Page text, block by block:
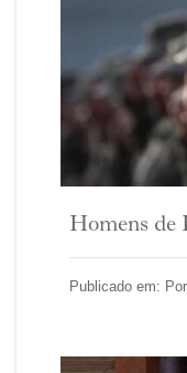
Homens de
Publicado em: